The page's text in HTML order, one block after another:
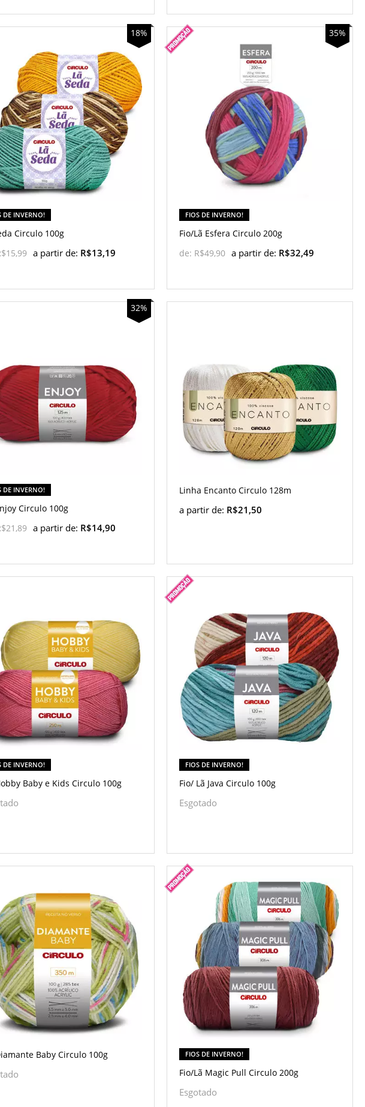
DE INVERNO!
Circulo 100g
a partir de: R$13,19
18%
FIOS DE INVERNO!
Fio/Lã Esfera Circulo 200g
de: R$49,90 a partir de: R$32,49
35%
DE INVERNO!
Circulo 100g
a partir de: R$14,90
32%
Linha Encanto Circulo 128m
a partir de: R$21,50
DE INVERNO!
Baby e Kids Circulo 100g
FIOS DE INVERNO!
Fio/ Lã Java Circulo 100g
Esgotado
Baby Circulo 100g FIOS DE INVERNO!
Fio/Lã Magic Pull Circulo 200g
Esgotado